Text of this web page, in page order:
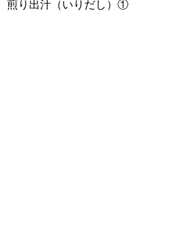
煎り出汁（いりだし）①